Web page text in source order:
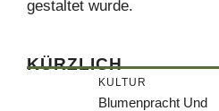
gestaltet wurde.
KÜRZLICH
KULTUR
Blumenpracht Und